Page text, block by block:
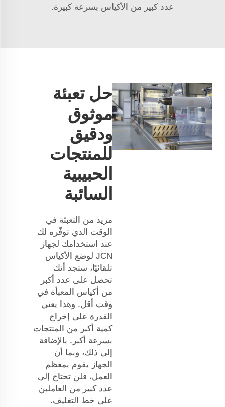
عدد كبير من الأكياس بسرعة كبيرة.
حل تعبئة
موثوق
ودقيق
للمنتجات
الحبيبية
السائبة
مزيد من التعبئة في
الوقت الذي توفّره لك
عند استخدامك لجهاز
JCN لوضع الأكياس
تلقائيًا، ستجد أنك
تحصل على عدد أكبر
من أكياس المعبأة في
وقت أقل. وهذا يعني
القدرة على إخراج
كمية أكبر من المنتجات
بسرعة أكبر. بالإضافة
إلى ذلك، وبما أن
الجهاز يقوم بمعظم
العمل، فلن تحتاج إلى
عدد كبير من العاملين
على خط التغليف.